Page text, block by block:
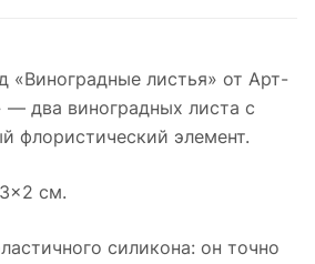
«Виноградные листья» от Арт-
два виноградных листа с
флористический элемент.
см.
силикона: он точно